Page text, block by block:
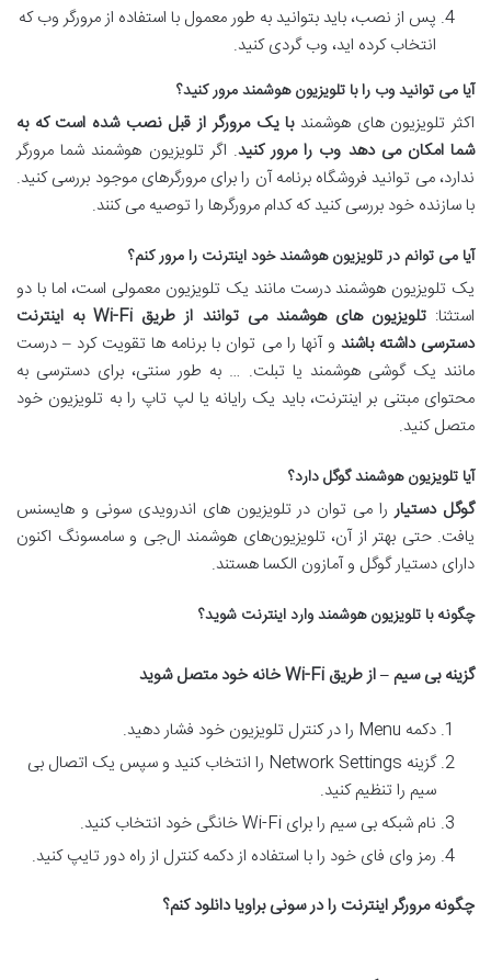
پس از نصب، باید بتوانید به طور معمول با استفاده از مرورگر وب که
انتخاب کرده اید، وب گردی کنید.
آیا می توانید وب را با تلویزیون هوشمند مرور کنید؟
اکثر تلویزیون های هوشمندبا یک مرورگر از قبل نصب شده است که به
شما امکان می دهد وب را مرور کنید. اگر تلویزیون هوشمند شما مرورگر
ندارد، می توانید فروشگاه برنامه آن را برای مرورگرهای موجود بررسی کنید.
با سازنده خود بررسی کنید که کدام مرورگرها را توصیه می کنند.
آیا می توانم در تلویزیون هوشمند خود اینترنت را مرور کنم؟
یک تلویزیون هوشمند درست مانند یک تلویزیون معمولی است، اما با دو
استثنا:تلویزیون های هوشمند می توانند از طریق
به اینترنت
دسترسی داشته باشند و آنها را می توان با برنامه ها تقویت کرد – درست
مانند یک گوشی هوشمند یا تبلت. … به طور سنتی، برای دسترسی به
محتوای مبتنی بر اینترنت، باید یک رایانه یا لپ تاپ را به تلویزیون خود
متصل کنید.
آیا تلویزیون هوشمند گوگل دارد؟
گوگل دستیاررا می توان در تلویزیون های اندرویدی سونی و هایسنس
یافت. حتی بهتر از آن، تلویزیون‌های هوشمند ال‌جی و سامسونگ اکنون
دارای دستیار گوگل و آمازون الکسا هستند.
چگونه با تلویزیون هوشمند وارد اینترنت شوید؟
گزینه بی سیم – از طریق
خانه خود متصل شوید
دکمه Menu را در کنترل تلویزیون خود فشار دهید.
گزینه Network Settings را انتخاب کنید و سپس یک اتصال بی
سیم را تنظیم کنید.
نام شبکه بی سیم را برای Wi-Fi خانگی خود انتخاب کنید.
رمز وای فای خود را با استفاده از دکمه کنترل از راه دور تایپ کنید.
چگونه مرورگر اینترنت را در سونی براویا دانلود کنم؟